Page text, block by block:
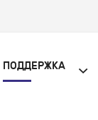
ПОДДЕРЖКА